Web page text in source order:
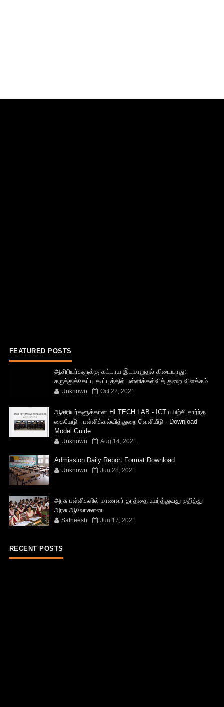
FEATURED POSTS
ஆசிரியர்களுக்கு கட்டாய இடமாறுதல் கிடையாது:
கருத்துக்கேட்பு கூட்டத்தில் பள்ளிக்கல்வித் துறை விளக்கம்
Unknown Oct 22, 2021
ஆசிரியர்களுக்கான HI TECH LAB - ICT பயிற்சி சார்ந்த
கையேடு - பள்ளிக்கல்வித்துறை வெளியீடு - Download
Model Guide
Unknown Aug 14, 2021
Admission Daily Report Format Download
Unknown Jun 28, 2021
அரசு பள்ளிகளில் மாணவர் தரத்தை உயர்த்துவது குறித்து
அரசு ஆலோசனை
Satheesh Jun 17, 2021
RECENT POSTS